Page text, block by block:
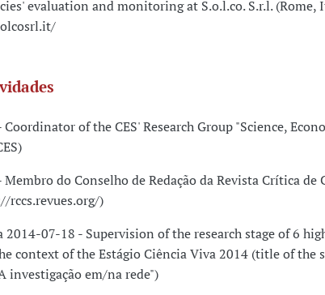
evaluation and monitoring at S.o.l.co. S.r.l. (Rome,
of the CES' Research Group "Science,
do Conselho de Redação da Revista Crítica de
rccs.revues.org/)
2014-07-18 - Supervision of the research stage of 6
context of the Estágio Ciência Viva 2014 (title of the
investigação em/na rede")